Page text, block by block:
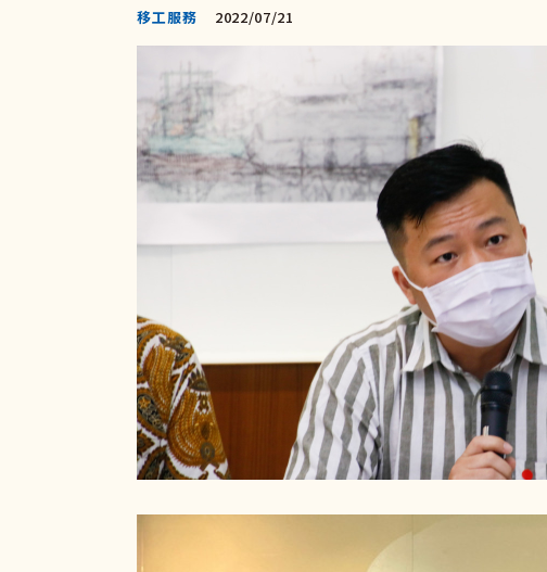
移工服務 2022/07/21